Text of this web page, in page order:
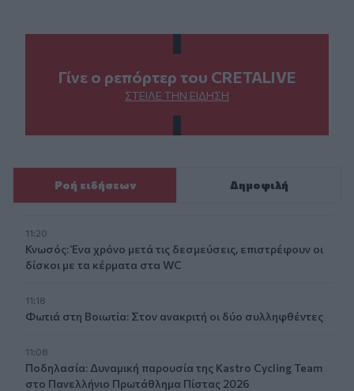
Γίνε ο ρεπόρτερ του CRETALIVE
ΣΤΕΊΛΕ ΤΗΝ ΕΊΔΗΣΗ
Ροή ειδήσεων Δημοφιλή
11:20
Κνωσός: Ένα χρόνο μετά τις δεσμεύσεις, επιστρέφουν οι
δίσκοι με τα κέρματα στα WC
11:18
Φωτιά στη Βοιωτία: Στον ανακριτή οι δύο συλληφθέντες
11:08
Ποδηλασία: Δυναμική παρουσία της Kastro Cycling Team
στο Πανελλήνιο Πρωτάθλημα Πίστας 2026